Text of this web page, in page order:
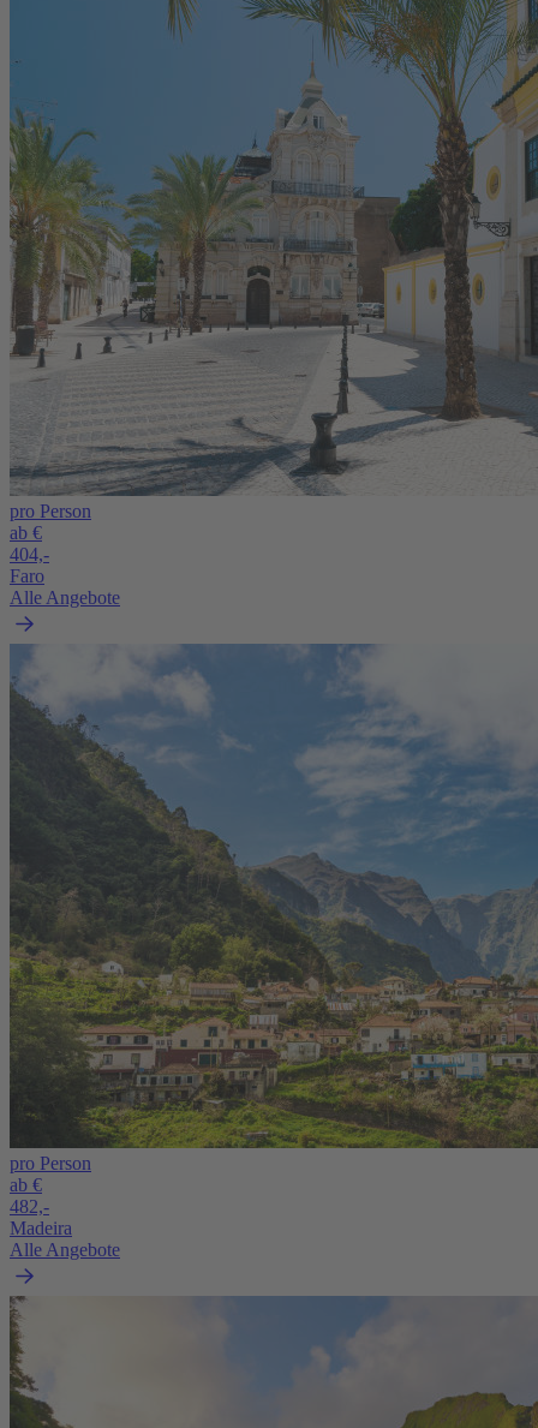
pro Person
ab €
404,-
Faro
Alle Angebote
pro Person
ab €
482,-
Madeira
Alle Angebote